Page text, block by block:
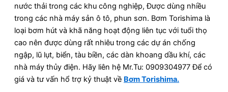
nước thải trong các khu công nghiệp, Được dùng nhiều
trong các nhà máy sản ô tô, phun sơn. Bơm Torishima là
loại bơm hút và khã năng hoạt động liên tục với tuổi thọ
cao nên được dùng rất nhiêu trong các dự án chống
ngập, lũ lụt, biển, tàu biền, các dàn khoang dầu khí, các
nhà máy thủy điện. Hãy liên hệ Mr.Tu: 0909304977 Để có
giá và tư vấn hổ trợ kỷ thuật về Bơm Torishima.